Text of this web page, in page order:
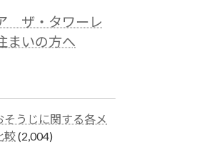
ザ・タワーレ
まいの方へ
うじに関する各メ
較(2,004)